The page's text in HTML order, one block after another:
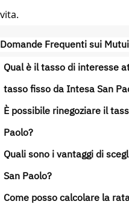
vita.
Domande Frequenti sui
Qual è il tasso di interesse
tasso fisso da Intesa San
È possibile rinegoziare il
Paolo?
Quali sono i vantaggi di
San Paolo?
Come posso calcolare la